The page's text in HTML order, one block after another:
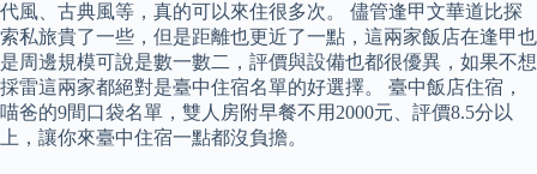
代風、古典風等，真的可以來住很多次。 儘管逢甲文華道比探
索私旅貴了一些，但是距離也更近了一點，這兩家飯店在逢甲也
是周邊規模可說是數一數二，評價與設備也都很優異，如果不想
採雷這兩家都絕對是臺中住宿名單的好選擇。 臺中飯店住宿，
喵爸的9間口袋名單，雙人房附早餐不用2000元、評價8.5分以
上，讓你來臺中住宿一點都沒負擔。